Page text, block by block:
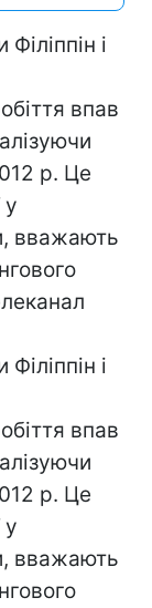
і
впав
р. Це
у
вважають
і
впав
р. Це
у
вважають